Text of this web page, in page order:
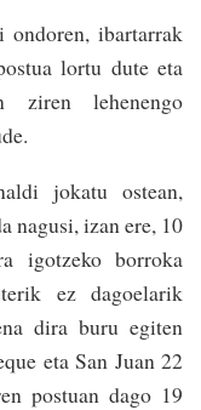
ondoren, ibartarrak
lortu dute eta
lehenengo
jokatu ostean,
nagusi, izan ere, 10
igotzeko borroka
ez dagoelarik
dira buru egiten
eta San Juan 22
postuan dago 19